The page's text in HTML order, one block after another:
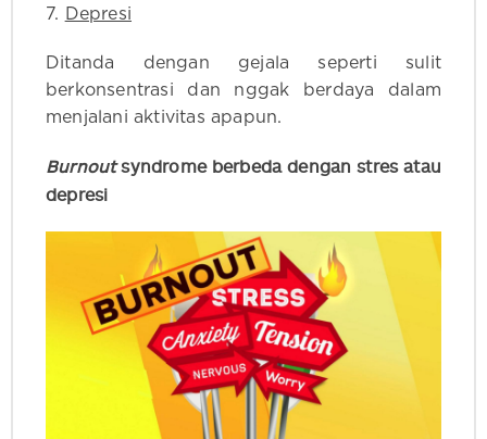
7. Depresi
Ditanda dengan gejala seperti sulit
berkonsentrasi dan nggak berdaya dalam
menjalani aktivitas apapun.
Burnoutsyndrome berbeda dengan stres atau
depresi